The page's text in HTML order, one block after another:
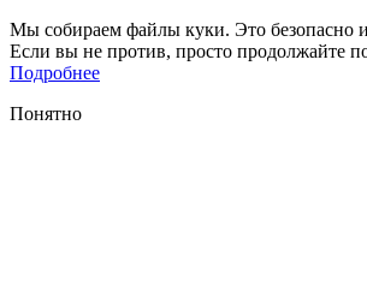
Мы собираем файлы куки. Это безопасно
Если вы не против, просто продолжайте
Подробнее
Понятно